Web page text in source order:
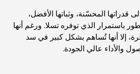
رياضية في دبي هيلز: اللياقة البدنية في أبهى
الطعام الفاخر في نخلة جميرا
قدراتها المحسّنة، وثباتها الأفضل،
باستمرار الذي توفره تسلا. ورغم أنها
إلا أنها تُساهم بشكل كبير في سد
والأداء عالي الجودة.